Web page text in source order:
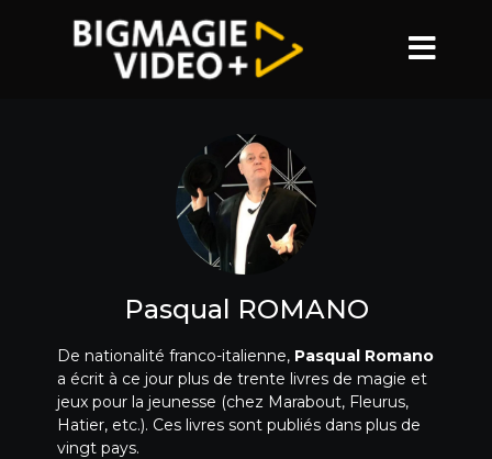
Pasqual ROMANO
De nationalité franco-italienne,Pasqual Romano
a écrit à ce jour plus de trente livres de magie et
jeux pour la jeunesse (chez Marabout, Fleurus,
Hatier, etc.). Ces livres sont publiés dans plus de
vingt pays.